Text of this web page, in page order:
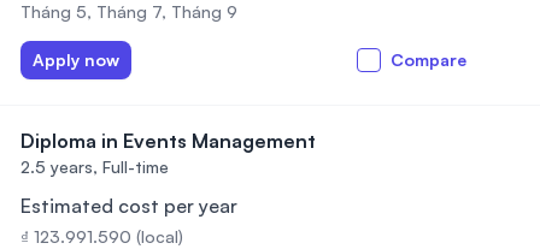
Tháng 5, Tháng 7, Tháng 9
Apply now Compare
Diploma in Events Management
2.5 years, Full-time
Estimated cost per year
₫ 123.991.590 (local)